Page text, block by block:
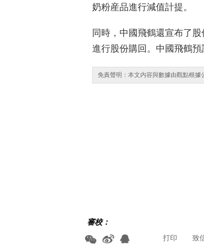
奶粉産品進行減值計提。
同時，中國飛鶴還宣布了
進行股份購回。中國飛鶴預
免責聲明：本文内容與數據由觀點根據
審校：
致
打印